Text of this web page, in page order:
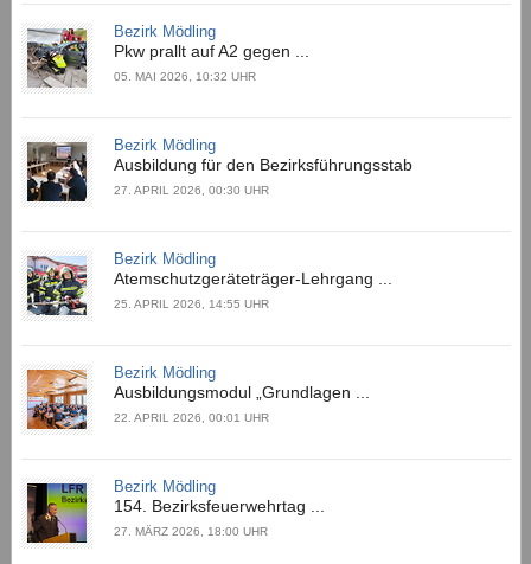
Bezirk Mödling
Pkw prallt auf A2 gegen ...
05. MAI 2026, 10:32 UHR
Bezirk Mödling
Ausbildung für den Bezirksführungsstab
27. APRIL 2026, 00:30 UHR
Bezirk Mödling
Atemschutzgeräteträger-Lehrgang ...
25. APRIL 2026, 14:55 UHR
Bezirk Mödling
Ausbildungsmodul „Grundlagen ...
22. APRIL 2026, 00:01 UHR
Bezirk Mödling
154. Bezirksfeuerwehrtag ...
27. MÄRZ 2026, 18:00 UHR